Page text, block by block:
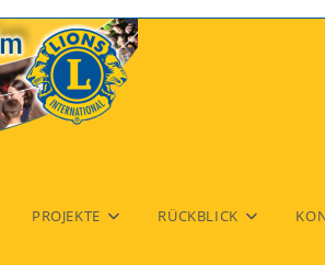
PROJEKTE RÜCKBLICK